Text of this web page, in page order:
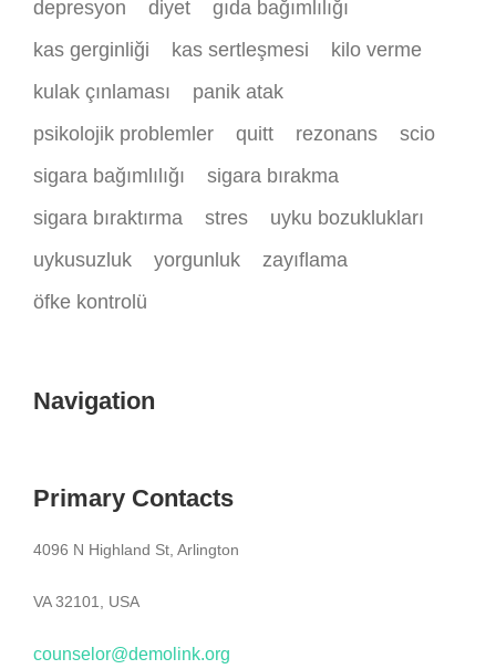
depresyon
diyet
gıda bağımlılığı
kas gerginliği
kas sertleşmesi
kilo verme
kulak çınlaması
panik atak
psikolojik problemler
quitt rezonans
scio
sigara bağımlılığı
sigara bırakma
sigara bıraktırma
stres
uyku bozuklukları
uykusuzluk
yorgunluk
zayıflama
öfke kontrolü
Navigation
Primary Contacts
4096 N Highland St, Arlington
VA 32101, USA
counselor@demolink.org